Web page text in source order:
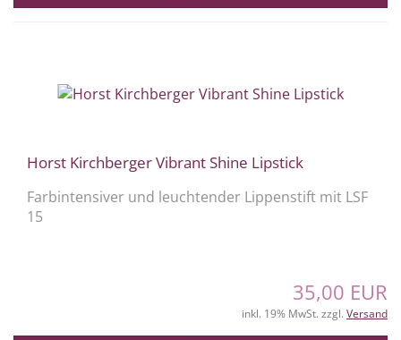
Horst Kirchberger Vibrant Shine Lipstick
Farbintensiver und leuchtender Lippenstift mit LSF
15
35,00 EUR
inkl. 19% MwSt. zzgl. Versand